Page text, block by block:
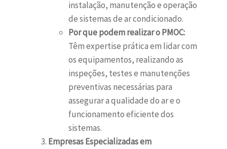
instalação, manutenção e operação
de sistemas de ar condicionado.
Por que podem realizar o PMOC:
Têm expertise prática em lidar com
os equipamentos, realizando as
inspeções, testes e manutenções
preventivas necessárias para
assegurar a qualidade do ar e o
funcionamento eficiente dos
sistemas.
Empresas Especializadas em